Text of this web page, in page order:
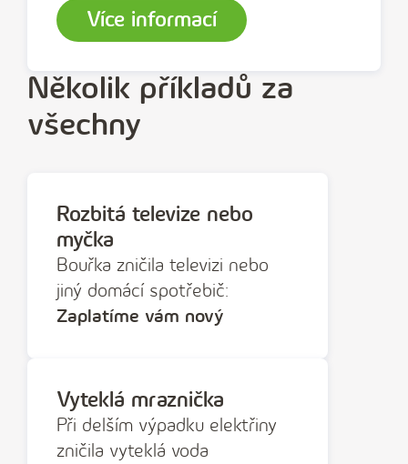
Více informací
Několik příkladů za
všechny
Rozbitá televize nebo
myčka
Bouřka zničila televizi nebo
jiný domácí spotřebič:
Zaplatíme vám nový
Vyteklá mraznička
Při delším výpadku elektřiny
zničila vyteklá voda